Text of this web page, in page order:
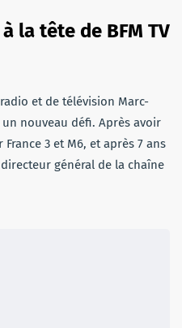
la tête de BFM TV
et de télévision Marc-
nouveau défi. Après avoir
3 et M6, et après 7 ans
général de la chaîne